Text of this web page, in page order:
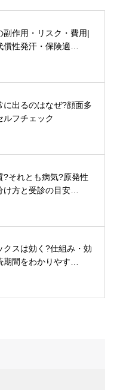
副作用・リスク・費用|
償性発汗・保険適…
に出るのはなぜ?顔面多
ルフチェック
?それとも病気?原発性
け方と受診の目安…
クスは効く?仕組み・効
期間をわかりやす…